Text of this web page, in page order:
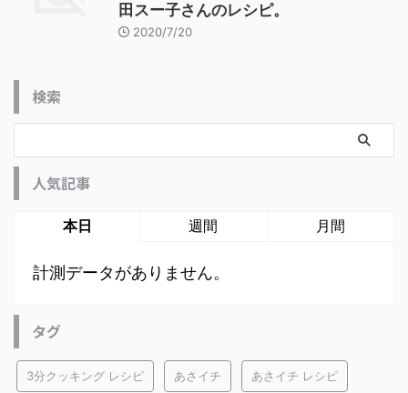
田スー子さんのレシピ。
2020/7/20
検索
人気記事
本日 週間 月間
計測データがありません。
タグ
3分クッキング レシピ あさイチ あさイチ レシピ